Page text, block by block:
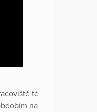
té
na